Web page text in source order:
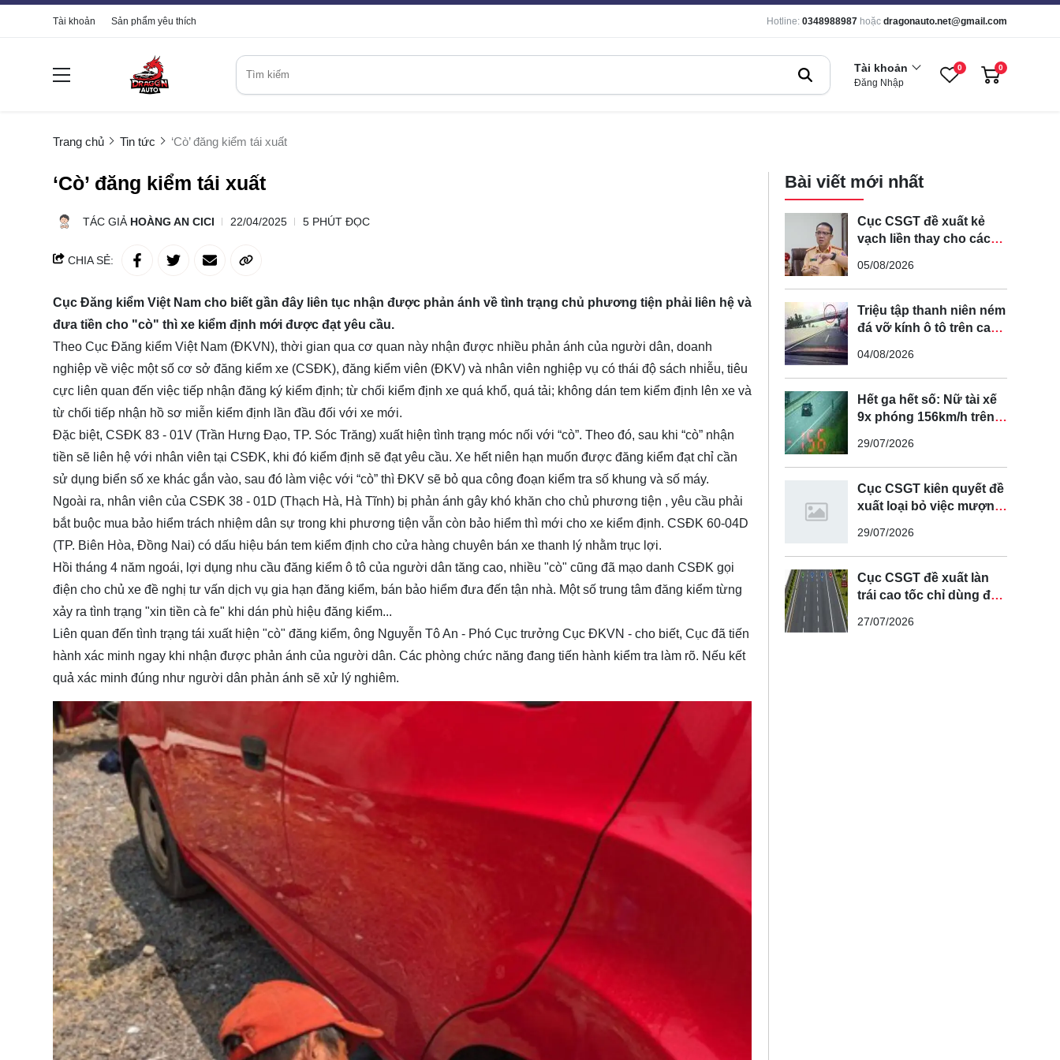
Tài khoản Sản phẩm yêu thích Hotline: 0348988987 hoặc dragonauto.net@gmail.com
Tài khoản
Đăng Nhập
0 0
Trang chủ Tin tức ‘Cò’ đăng kiểm tái xuất
‘Cò’ đăng kiểm tái xuất
TÁC GIẢ HOÀNG AN CICI 22/04/2025 5 PHÚT ĐỌC
CHIA SẺ:
Cục Đăng kiểm Việt Nam cho biết gần đây liên tục nhận được phản ánh về tình trạng chủ phương tiện phải liên hệ và
đưa tiền cho "cò" thì xe kiểm định mới được đạt yêu cầu.
Theo Cục Đăng kiểm Việt Nam (ĐKVN), thời gian qua cơ quan này nhận được nhiều phản ánh của người dân, doanh
nghiệp về việc một số cơ sở đăng kiểm xe (CSĐK), đăng kiểm viên (ĐKV) và nhân viên nghiệp vụ có thái độ sách nhiễu, tiêu
cực liên quan đến việc tiếp nhận đăng ký kiểm định; từ chối kiểm định xe quá khổ, quá tải; không dán tem kiểm định lên xe và
từ chối tiếp nhận hồ sơ miễn kiểm định lần đầu đối với xe mới.
Đặc biệt, CSĐK 83 - 01V (Trần Hưng Đạo, TP. Sóc Trăng) xuất hiện tình trạng móc nối với “cò”. Theo đó, sau khi “cò” nhận
tiền sẽ liên hệ với nhân viên tại CSĐK, khi đó kiểm định sẽ đạt yêu cầu. Xe hết niên hạn muốn được đăng kiểm đạt chỉ cần
sử dụng biển số xe khác gắn vào, sau đó làm việc với “cò” thì ĐKV sẽ bỏ qua công đoạn kiểm tra số khung và số máy.
Ngoài ra, nhân viên của CSĐK 38 - 01D (Thạch Hà, Hà Tĩnh) bị phản ánh gây khó khăn cho chủ phương tiện , yêu cầu phải
bắt buộc mua bảo hiểm trách nhiệm dân sự trong khi phương tiện vẫn còn bảo hiểm thì mới cho xe kiểm định. CSĐK 60-04D
(TP. Biên Hòa, Đồng Nai) có dấu hiệu bán tem kiểm định cho cửa hàng chuyên bán xe thanh lý nhằm trục lợi.
Hồi tháng 4 năm ngoái, lợi dụng nhu cầu đăng kiểm ô tô của người dân tăng cao, nhiều "cò" cũng đã mạo danh CSĐK gọi
điện cho chủ xe đề nghị tư vấn dịch vụ gia hạn đăng kiểm, bán bảo hiểm đưa đến tận nhà. Một số trung tâm đăng kiểm từng
xảy ra tình trạng "xin tiền cà fe" khi dán phù hiệu đăng kiểm...
Liên quan đến tình trạng tái xuất hiện "cò" đăng kiểm, ông Nguyễn Tô An - Phó Cục trưởng Cục ĐKVN - cho biết, Cục đã tiến
hành xác minh ngay khi nhận được phản ánh của người dân. Các phòng chức năng đang tiến hành kiểm tra làm rõ. Nếu kết
quả xác minh đúng như người dân phản ánh sẽ xử lý nghiêm.
Bài viết mới nhất
Cục CSGT đề xuất kẻ
vạch liền thay cho các
tuyến đường cong, cua,
đèo dốc để tránh tài xế
vượt ẩu
05/08/2026
Triệu tập thanh niên ném
đá vỡ kính ô tô trên cao
04/08/2026
Hết ga hết số: Nữ tài xế
9x phóng 156km/h trên
29/07/2026
Cục CSGT kiên quyết đề
xuất loại bỏ việc mượn
để vượt xe
29/07/2026
Cục CSGT đề xuất làn
trái cao tốc chỉ dùng để
tục
27/07/2026